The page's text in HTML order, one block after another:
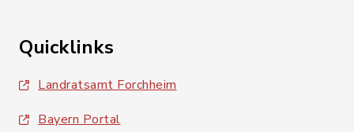
Quicklinks
Landratsamt Forchheim
Bayern Portal